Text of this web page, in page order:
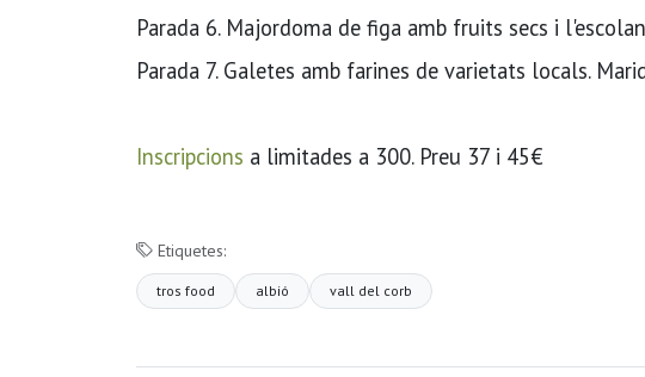
Parada 6. Majordoma de figa amb fruits secs i
Parada 7. Galetes amb farines de varietats locals.
Inscripcions a limitades a 300. Preu 37 i 45€
Etiquetes:
tros food albió vall del corb